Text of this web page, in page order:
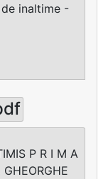
de inaltime -
P R I M A